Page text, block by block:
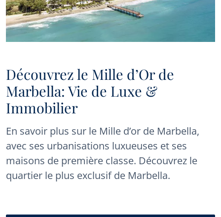
Découvrez le Mille d’Or de
Marbella: Vie de Luxe &
Immobilier
En savoir plus sur le Mille d’or de Marbella,
avec ses urbanisations luxueuses et ses
maisons de première classe. Découvrez le
quartier le plus exclusif de Marbella.